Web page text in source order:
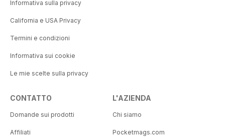
Informativa sulla privacy
California e USA Privacy
Termini e condizioni
Informativa sui cookie
Le mie scelte sulla privacy
CONTATTO
Domande sui prodotti
Affiliati
L'AZIENDA
Chi siamo
Pocketmags.com